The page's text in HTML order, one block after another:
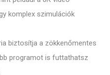
komplex szimulációk
biztosítja a zökkenőmentes
programot is futtathatsz